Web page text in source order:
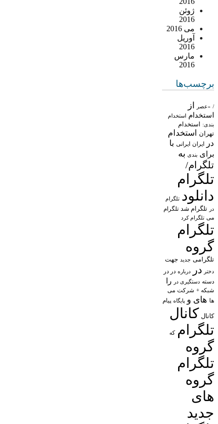
ژوئن
2016
می 2016
آوریل
2016
مارس
2016
برچسب‌ها
/ «عصر از
استخدام استخدام
بندی: استخدام
تهران
استخدام
در
ایران ایرانی با
برای بندی به
تلگرام/
تلگرام
دانلود تلگرام
در تلگرام شد تلگرام
می تلگرام کرد
تلگرام
گروه
تلگرامی جدید جهت
دختر در درباره در در
دسته دستگیری در را
شبکه + شرکت می
ها های و پایگاه پیام
کانال کانال
تلگرام که
گروه
تلگرام
گروه
های
جدید